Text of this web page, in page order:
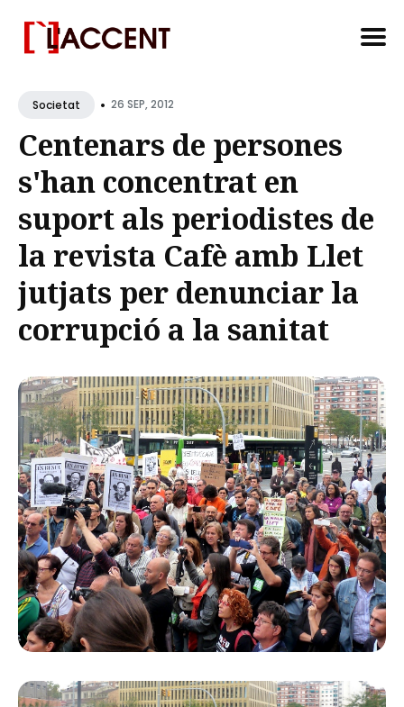
forSocietat • 26 SEP, 2012
Centenars de persones
s'han concentrat en
suport als periodistes de
la revista Cafè amb Llet
jutjats per denunciar la
corrupció a la sanitat